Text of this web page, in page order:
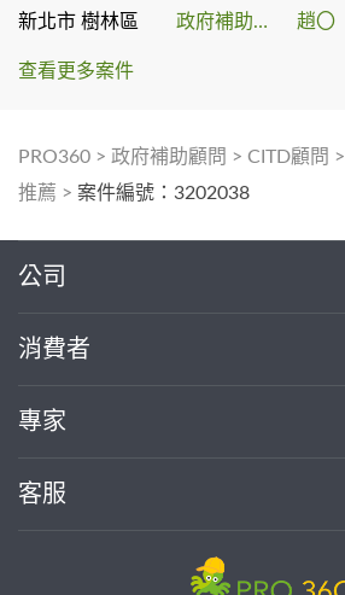
新北市 樹林區 政府補助顧問 趙〇
查看更多案件
PRO360 > 政府補助顧問 > CITD顧問 >
推薦 > 案件編號：3202038
公司
消費者
專家
客服